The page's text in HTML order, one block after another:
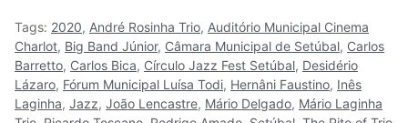
Tags: 2020, André Rosinha Trio, Auditório Municipal Cinema
Charlot, Big Band Júnior, Câmara Municipal de Setúbal, Carlos
Barretto, Carlos Bica, Círculo Jazz Fest Setúbal, Desidério
Lázaro, Fórum Municipal Luísa Todi, Hernâni Faustino, Inês
Laginha, Jazz, João Lencastre, Mário Delgado, Mário Laginha